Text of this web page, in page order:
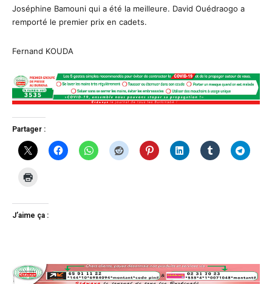
Joséphine Bamouni qui a été la meilleure. David Ouédraogo a
remporté le premier prix en cadets.
Fernand KOUDA
Partager :
J’aime ça :